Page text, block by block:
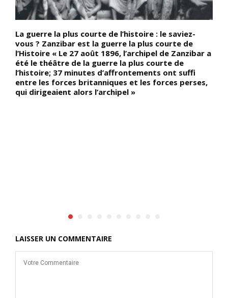
La guerre la plus courte de l’histoire : le saviez-
vous ? Zanzibar est la guerre la plus courte de
l’Histoire « Le 27 août 1896, l’archipel de Zanzibar a
été le théâtre de la guerre la plus courte de
l’histoire; 37 minutes d’affrontements ont suffi
entre les forces britanniques et les forces perses,
qui dirigeaient alors l’archipel »
LAISSER UN COMMENTAIRE